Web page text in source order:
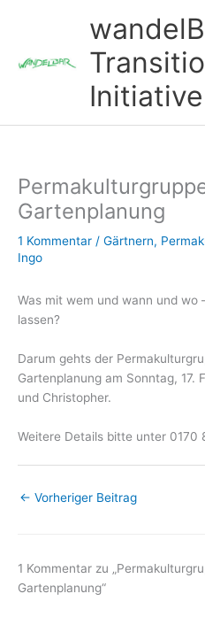
Gartenplanung
1 Kommentar / Gärtnern,
Ingo
Was mit wem und wann und wo
lassen?
Darum gehts der
Gartenplanung am Sonntag, 17.
und Christopher.
Weitere Details bitte unter 0170
← Vorheriger Beitrag
1 Kommentar zu
Gartenplanung“